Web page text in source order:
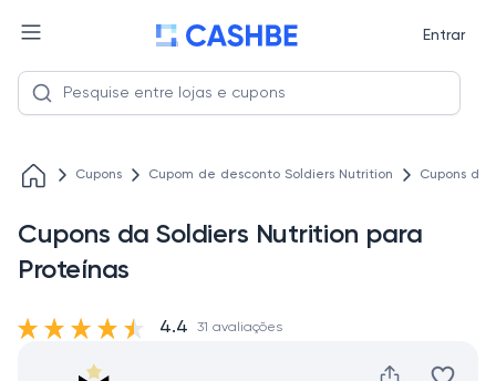
Entrar
Cupons Cupom de desconto Soldiers Nutrition Cupons da
Cupons da Soldiers Nutrition para
Proteínas
4.4 31 avaliações